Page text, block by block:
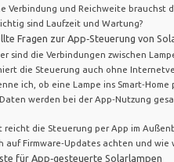
Verbindung und Reichweite brauchst
sind Laufzeit und Wartung?
Fragen zur App‑Steuerung von
sind die Verbindungen zwischen
die Steuerung auch ohne
ich, ob eine Lampe ins Smart‑Home
werden bei der App‑Nutzung
reicht die Steuerung per App im
auf Firmware‑Updates achten und wie
für App‑gesteuerte Solarlampen